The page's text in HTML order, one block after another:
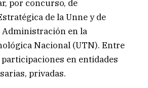
por concurso, de
de la Unne y de
en la
Nacional (UTN). Entre
en entidades
privadas.